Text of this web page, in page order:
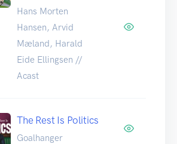
Hans Morten
Hansen, Arvid
Mæland, Harald
Eide Ellingsen //
Acast
The Rest Is Politics
Goalhanger